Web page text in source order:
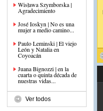
Wisława Szymborska |
Agradecimiento
José Ioskyn | No es una
mujer a medio camino...
Paulo Leminski | El viejo
León y Natalia en
Coyoacán
Juana Bignozzi | en la
cuarta o quinta década de
nuestras vidas...
Ver todos